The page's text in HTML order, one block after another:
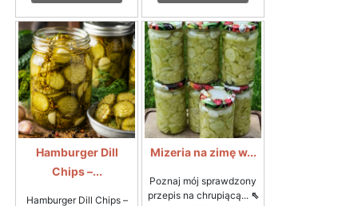
Hamburger Dill
Chips –...
Hamburger Dill Chips –
Mizeria na zimę w...
Poznaj mój sprawdzony
przepis na chrupiącą... ⇖